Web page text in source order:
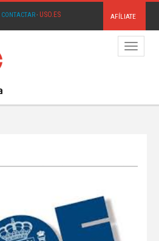
CONTACTAR· USO.ES AFÍLIATE
Menú